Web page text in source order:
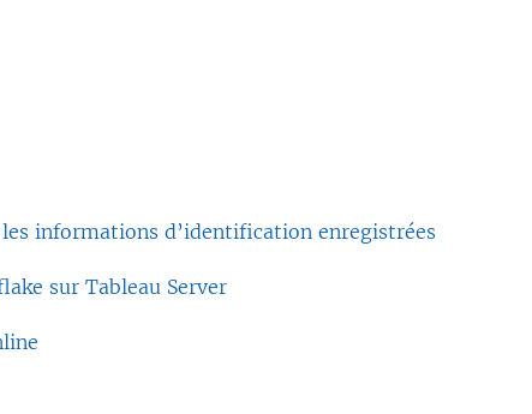
informations d’identification enregistrées
sur Tableau Server